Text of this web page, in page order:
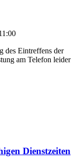
des Eintreffens der
am Telefon leider
Dienstzeiten